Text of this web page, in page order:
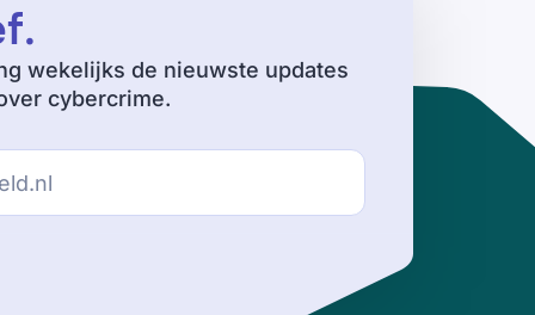
.
wekelijks de nieuwste updates
cybercrime.